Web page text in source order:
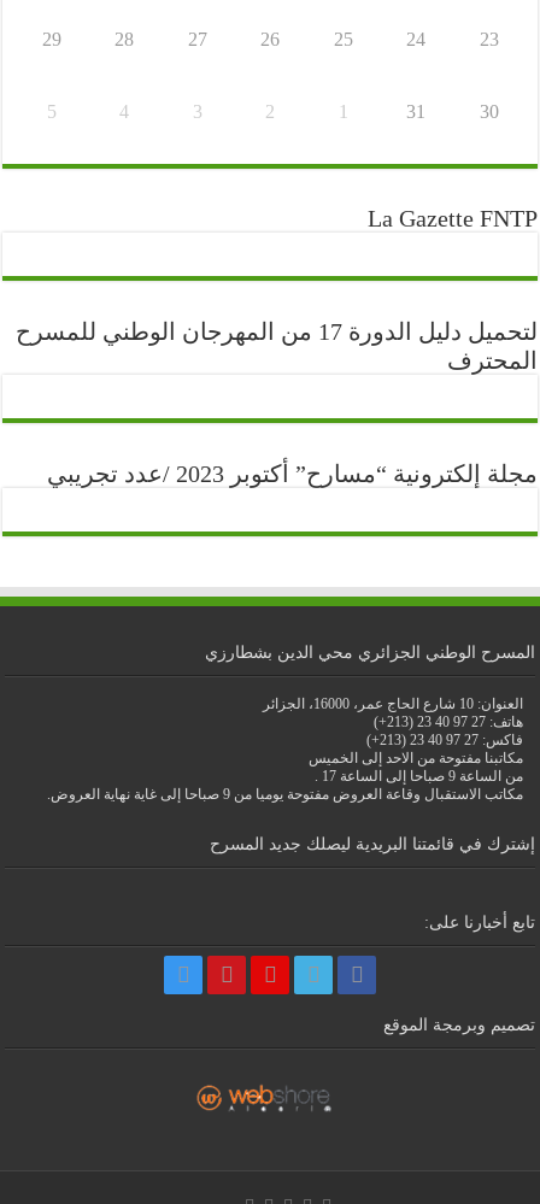
23
24
25
26
27
28
29
30
31
1
2
3
4
5
La Gazette FNTP
لتحميل دليل الدورة 17 من المهرجان الوطني للمسرح
المحترف
مجلة إلكترونية “مسارح” أكتوبر 2023 /عدد تجريبي
المسرح الوطني الجزائري محي الدين بشطارزي
العنوان: 10 شارع الحاج عمر، 16000، الجزائر
هاتف: 27 97 40 23 (213+)
فاكس: 27 97 40 23 (213+)
مكاتبنا مفتوحة من الاحد إلى الخميس
من الساعة 9 صباحا إلى الساعة 17 .
مكاتب الاستقبال وقاعة العروض مفتوحة يوميا من 9 صباحا إلى غاية نهاية العروض.
إشترك في قائمتنا البريدية ليصلك جديد المسرح
تابع أخبارنا على:
تصميم وبرمجة الموقع